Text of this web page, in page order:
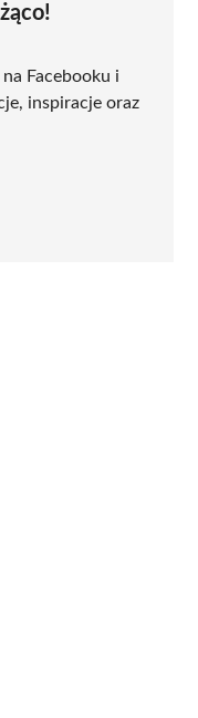
na Facebooku i
inspiracje oraz